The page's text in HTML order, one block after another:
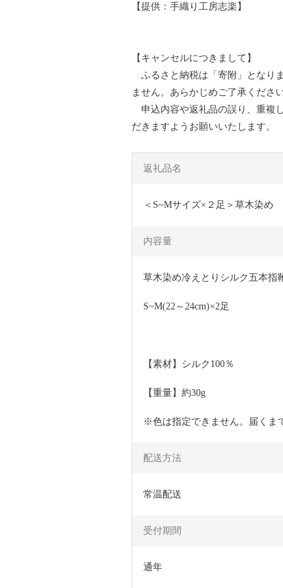
【提供：手織り工房志楽】
【キャンセルにつきまして】
ふるさと納税は「寄附」となり
ません。あらかじめご了承ください
申込内容や返礼品の誤り、重複
だきますようお願いいたします。
返礼品名
＜S~Mサイズ×２足＞草木染め
内容量
草木染め冷えとりシルク五本指
S~M(22～24cm)×2足
【素材】シルク100％
【重量】約30g
※色は指定できません。届くま
配送方法
常温配送
受付期間
通年